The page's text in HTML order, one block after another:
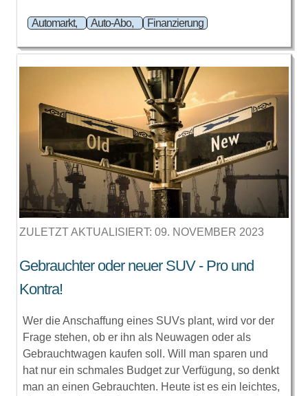
Automarkt, Auto-Abo, Finanzierung
ZULETZT AKTUALISIERT: 09. NOVEMBER 2023
Gebrauchter oder neuer SUV - Pro und
Kontra!
Wer die Anschaffung eines SUVs plant, wird vor der
Frage stehen, ob er ihn als Neuwagen oder als
Gebrauchtwagen kaufen soll. Will man sparen und
hat nur ein schmales Budget zur Verfügung, so denkt
man an einen Gebrauchten. Heute ist es ein leichtes,